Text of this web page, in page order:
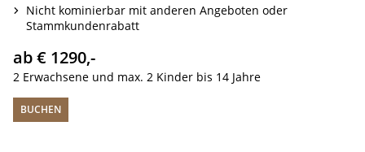
Nicht kominierbar mit anderen Angeboten oder
Stammkundenrabatt
ab € 1290,-
2 Erwachsene und max. 2 Kinder bis 14 Jahre
BUCHEN